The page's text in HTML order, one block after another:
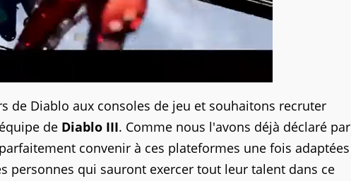
de Diablo aux consoles de jeu et souhaitons recruter
de Diablo III. Comme nous l'avons déjà déclaré par
convenir à ces plateformes une fois adaptées
personnes qui sauront exercer tout leur talent dans ce